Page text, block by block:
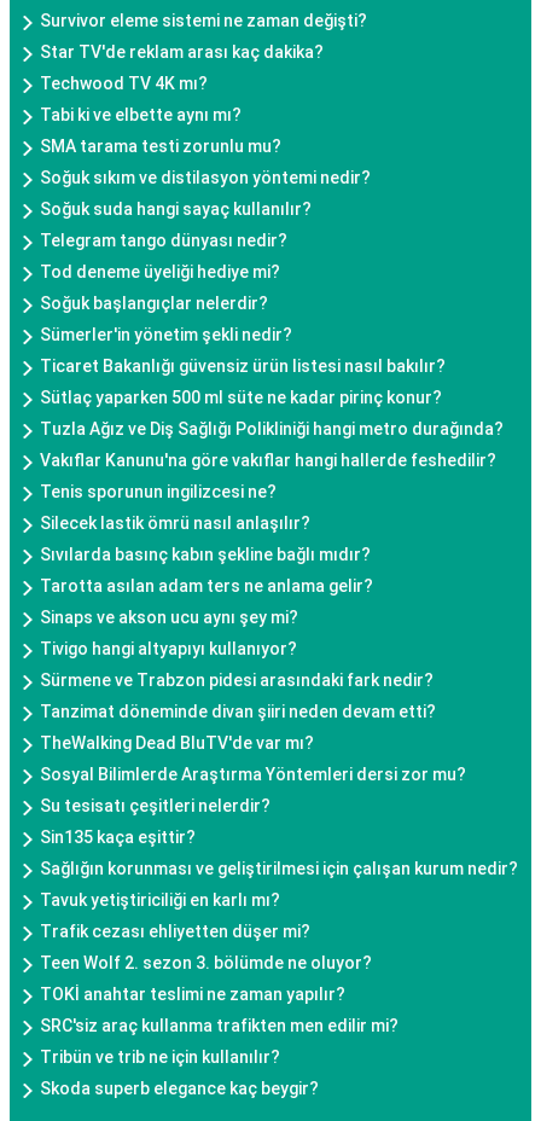
Survivor eleme sistemi ne zaman değişti?
Star TV'de reklam arası kaç dakika?
Techwood TV 4K mı?
Tabi ki ve elbette aynı mı?
SMA tarama testi zorunlu mu?
Soğuk sıkım ve distilasyon yöntemi nedir?
Soğuk suda hangi sayaç kullanılır?
Telegram tango dünyası nedir?
Tod deneme üyeliği hediye mi?
Soğuk başlangıçlar nelerdir?
Sümerler'in yönetim şekli nedir?
Ticaret Bakanlığı güvensiz ürün listesi nasıl bakılır?
Sütlaç yaparken 500 ml süte ne kadar pirinç konur?
Tuzla Ağız ve Diş Sağlığı Polikliniği hangi metro durağında?
Vakıflar Kanunu'na göre vakıflar hangi hallerde feshedilir?
Tenis sporunun ingilizcesi ne?
Silecek lastik ömrü nasıl anlaşılır?
Sıvılarda basınç kabın şekline bağlı mıdır?
Tarotta asılan adam ters ne anlama gelir?
Sinaps ve akson ucu aynı şey mi?
Tivigo hangi altyapıyı kullanıyor?
Sürmene ve Trabzon pidesi arasındaki fark nedir?
Tanzimat döneminde divan şiiri neden devam etti?
TheWalking Dead BluTV'de var mı?
Sosyal Bilimlerde Araştırma Yöntemleri dersi zor mu?
Su tesisatı çeşitleri nelerdir?
Sin135 kaça eşittir?
Sağlığın korunması ve geliştirilmesi için çalışan kurum nedir?
Tavuk yetiştiriciliği en karlı mı?
Trafik cezası ehliyetten düşer mi?
Teen Wolf 2. sezon 3. bölümde ne oluyor?
TOKİ anahtar teslimi ne zaman yapılır?
SRC'siz araç kullanma trafikten men edilir mi?
Tribün ve trib ne için kullanılır?
Skoda superb elegance kaç beygir?